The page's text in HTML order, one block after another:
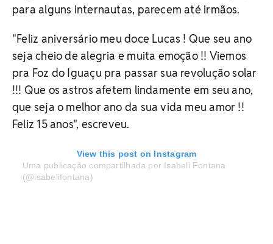
para alguns internautas, parecem até irmãos.
"Feliz aniversário meu doce Lucas ! Que seu ano
seja cheio de alegria e muita emoção !! Viemos
pra Foz do Iguaçu pra passar sua revolução solar
!!! Que os astros afetem lindamente em seu ano,
que seja o melhor ano da sua vida meu amor !!
Feliz 15 anos", escreveu.
View this post on Instagram
Uma publicação compartilhada por Isabeli Fontana
(@isabelifontana)